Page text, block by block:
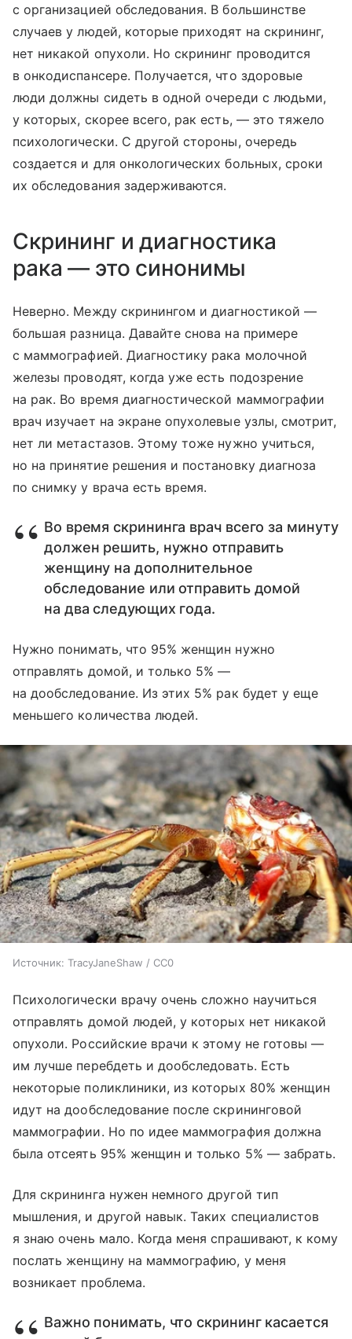
с организацией обследования. В большинстве
случаев у людей, которые приходят на скрининг,
нет никакой опухоли. Но скрининг проводится
в онкодиспансере. Получается, что здоровые
люди должны сидеть в одной очереди с людьми,
у которых, скорее всего, рак есть, — это тяжело
психологически. С другой стороны, очередь
создается и для онкологических больных, сроки
их обследования задерживаются.
Скрининг и диагностика
рака — это синонимы
Неверно. Между скринингом и диагностикой —
большая разница. Давайте снова на примере
с маммографией. Диагностику рака молочной
железы проводят, когда уже есть подозрение
на рак. Во время диагностической маммографии
врач изучает на экране опухолевые узлы, смотрит,
нет ли метастазов. Этому тоже нужно учиться,
но на принятие решения и постановку диагноза
по снимку у врача есть время.
Во время скрининга врач всего за минуту
должен решить, нужно отправить
женщину на дополнительное
обследование или отправить домой
на два следующих года.
Нужно понимать, что 95% женщин нужно
отправлять домой, и только 5% —
на дообследование. Из этих 5% рак будет у еще
меньшего количества людей.
Источник: TracyJaneShaw / CC0
Психологически врачу очень сложно научиться
отправлять домой людей, у которых нет никакой
опухоли. Российские врачи к этому не готовы —
им лучше перебдеть и дообследовать. Есть
некоторые поликлиники, из которых 80% женщин
идут на дообследование после скрининговой
маммографии. Но по идее маммография должна
была отсеять 95% женщин и только 5% — забрать.
Для скрининга нужен немного другой тип
мышления, и другой навык. Таких специалистов
я знаю очень мало. Когда меня спрашивают, к кому
послать женщину на маммографию, у меня
возникает проблема.
Важно понимать, что скрининг касается